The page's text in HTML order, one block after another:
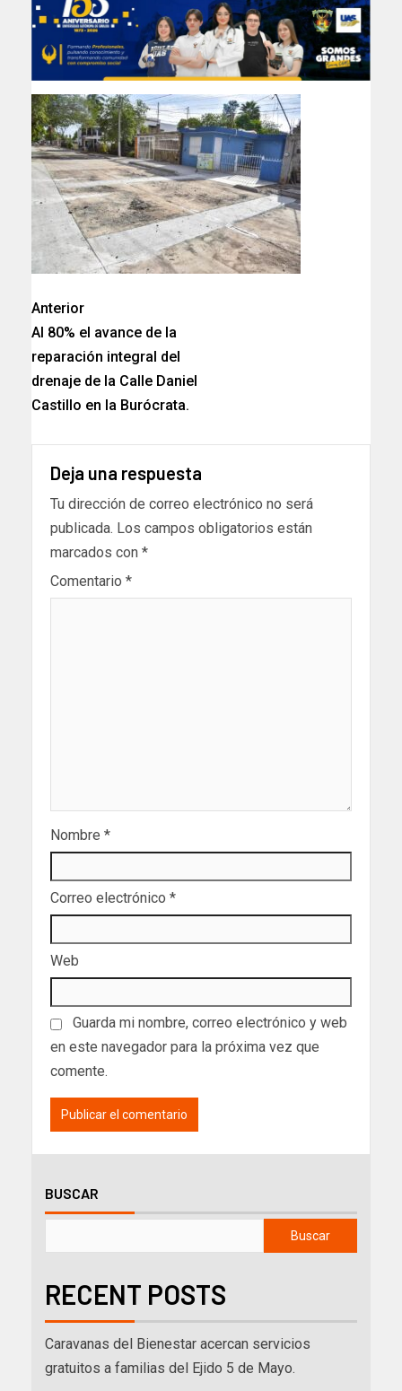
Anterior
Al 80% el avance de la
reparación integral del
drenaje de la Calle Daniel
Castillo en la Burócrata.
Deja una respuesta
Tu dirección de correo electrónico no será
publicada. Los campos obligatorios están
marcados con *
Comentario *
Nombre *
Correo electrónico *
Web
Guarda mi nombre, correo electrónico y web
en este navegador para la próxima vez que
comente.
BUSCAR
Buscar
RECENT POSTS
Caravanas del Bienestar acercan servicios
gratuitos a familias del Ejido 5 de Mayo.